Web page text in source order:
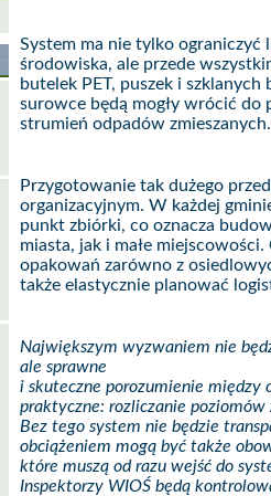
System ma nie tylko
środowiska, ale przede
butelek PET, puszek i
surowce będą mogły wrócić do
strumień odpadów zmieszanych.
Przygotowanie tak dużego
organizacyjnym. W każdej
punkt zbiórki, co oznacza
miasta, jak i małe
opakowań zarówno z
także elastycznie planować
Największym wyzwaniem nie
ale sprawne
i skuteczne porozumienie między
praktyczne: rozliczanie
Bez tego system nie będzie
obciążeniem mogą być także
które muszą od razu wejść do
Inspektorzy WIOŚ będą